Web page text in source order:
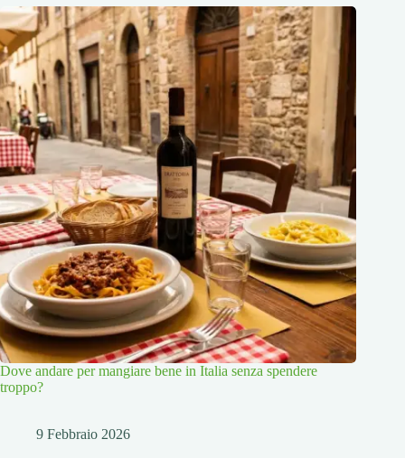
Dove andare per mangiare bene in Italia senza spendere
troppo?
9 Febbraio 2026